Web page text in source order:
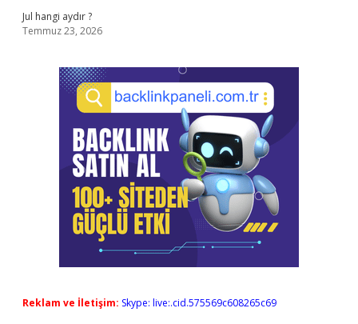
Jul hangi aydır ?
Temmuz 23, 2026
Reklam ve İletişim: Skype: live:.cid.575569c608265c69